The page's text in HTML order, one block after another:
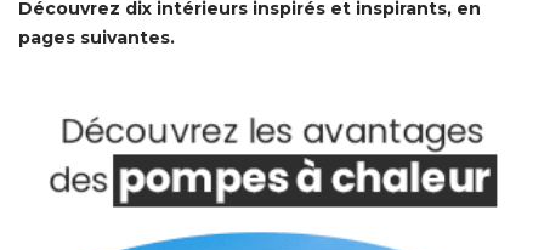
Découvrez dix intérieurs inspirés et inspirants, en
pages suivantes.